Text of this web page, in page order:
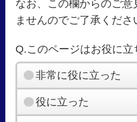
なお、この欄からのご意
ませんのでご了承くださ
Q.このページはお役に立
非常に役に立った
役に立った